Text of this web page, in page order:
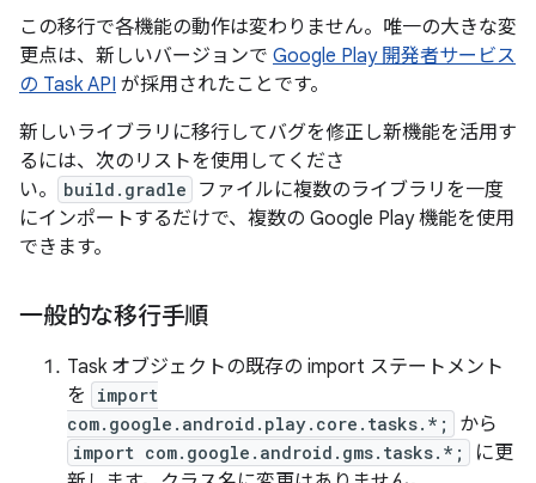
この移行で各機能の動作は変わりません。唯一の大きな変
更点は、新しいバージョンで Google Play 開発者サービス
の Task API が採用されたことです。
新しいライブラリに移行してバグを修正し新機能を活用す
るには、次のリストを使用してくださ
い。
build.gradle
ファイルに複数のライブラリを一度
にインポートするだけで、複数の Google Play 機能を使用
できます。
一般的な移行手順
Task オブジェクトの既存の import ステートメント
を
import
com.google.android.play.core.tasks.*;
から
import com.google.android.gms.tasks.*;
に更